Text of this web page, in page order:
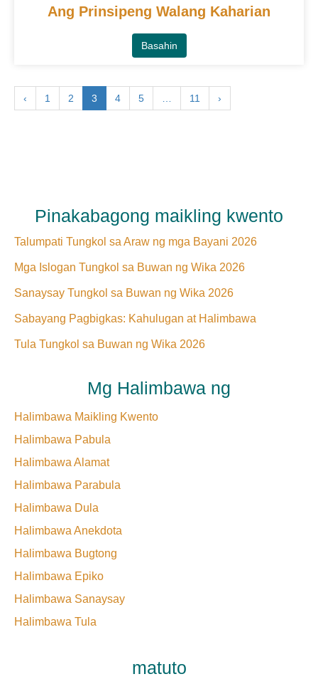
Ang Prinsipeng Walang Kaharian
Basahin
‹ 1 2 3 4 5 11 ›
Pinakabagong maikling kwento
Talumpati Tungkol sa Araw ng mga Bayani 2026
Mga Islogan Tungkol sa Buwan ng Wika 2026
Sanaysay Tungkol sa Buwan ng Wika 2026
Sabayang Pagbigkas: Kahulugan at Halimbawa
Tula Tungkol sa Buwan ng Wika 2026
Mg Halimbawa ng
Halimbawa Maikling Kwento
Halimbawa Pabula
Halimbawa Alamat
Halimbawa Parabula
Halimbawa Dula
Halimbawa Anekdota
Halimbawa Bugtong
Halimbawa Epiko
Halimbawa Sanaysay
Halimbawa Tula
matuto